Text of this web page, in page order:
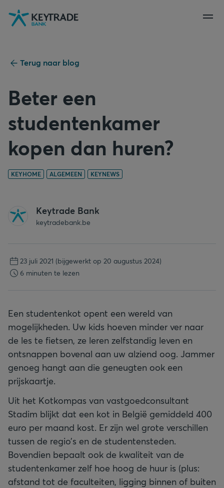
Naar
navigatie
Naar
aanmelden
Naar
inhoud
Terug naar blog
Beter een
studentenkamer
kopen dan huren?
KEYHOME ALGEMEEN KEYNEWS
Keytrade Bank
keytradebank.be
23 juli 2021 (bijgewerkt op 20 augustus 2024)
6 minuten te lezen
Een studentenkot opent een wereld van
mogelijkheden. Uw kids hoeven minder ver naar
de les te fietsen, ze leren zelfstandig leven en
ontsnappen bovenal aan uw alziend oog. Jammer
genoeg hangt aan die geneugten ook een
prijskaartje.
Uit het Kotkompas van vastgoedconsultant
Stadim blijkt dat een kot in België gemiddeld 400
euro per maand kost. Er zijn wel grote verschillen
tussen de regio’s en de studentensteden.
Bovendien bepaalt ook de kwaliteit van de
studentenkamer zelf hoe hoog de huur is (plus:
afstand tot de faculteiten, ligging binnen of buiten